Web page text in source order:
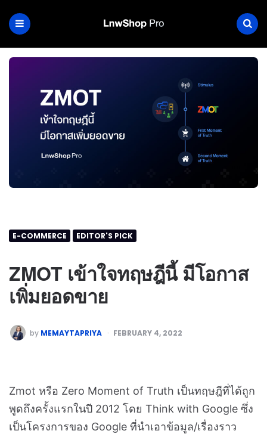
E-COMMERCE EDITOR'S PICK
ZMOT เข้าใจทฤษฎีนี้ มีโอกาส
เพิ่มยอดขาย
by MEMAYTAPRIYA FEBRUARY 4, 2022
Zmot หรือ Zero Moment of Truth เป็นทฤษฎีที่ได้ถูก
พูดถึงครั้งแรกในปี 2012 โดย Think with Google ซึ่ง
เป็นโครงการของ Google ที่นำเอาข้อมูล/เรื่องราว